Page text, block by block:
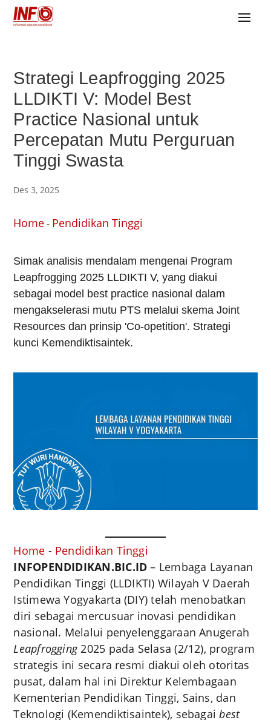
Strategi Leapfrogging 2025
LLDIKTI V: Model Best
Practice Nasional untuk
Percepatan Mutu Perguruan
Tinggi Swasta
Des 3, 2025
Home- Pendidikan Tinggi
Simak analisis mendalam mengenai Program
Leapfrogging 2025 LLDIKTI V, yang diakui
sebagai model best practice nasional dalam
mengakselerasi mutu PTS melalui skema Joint
Resources dan prinsip 'Co-opetition'. Strategi
kunci Kemendiktisaintek.
Home - Pendidikan Tinggi
INFOPENDIDIKAN.BIC.ID – Lembaga Layanan
Pendidikan Tinggi (LLDIKTI) Wilayah V Daerah
Istimewa Yogyakarta (DIY) telah menobatkan
diri sebagai mercusuar inovasi pendidikan
nasional. Melalui penyelenggaraan Anugerah
Leapfrogging2025 pada Selasa (2/12), program
strategis ini secara resmi diakui oleh otoritas
pusat, dalam hal ini Direktur Kelembagaan
Kementerian Pendidikan Tinggi, Sains, dan
Teknologi (Kemendiktisaintek), sebagaibest